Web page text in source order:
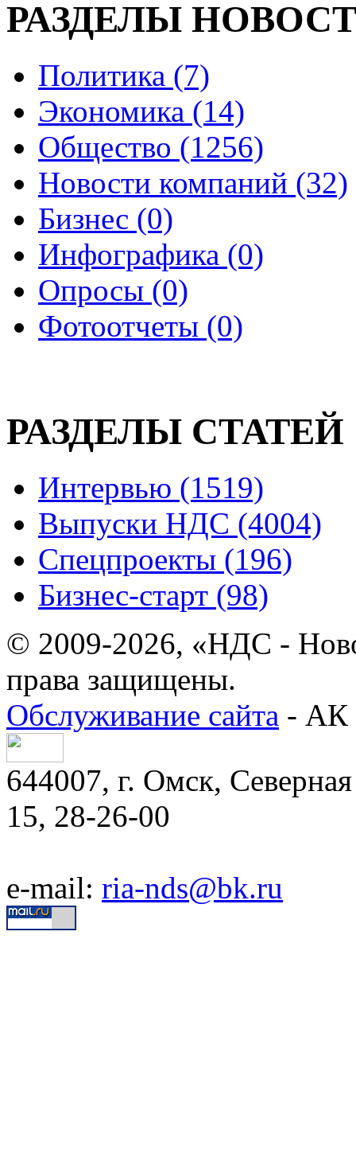
РАЗДЕЛЫ
Политика (7)
Экономика (14)
Общество (1256)
Новости компаний (32)
Бизнес (0)
Инфографика (0)
Опросы (0)
Фотоотчеты (0)
РАЗДЕЛЫ СТАТЕЙ
Интервью (1519)
Выпуски НДС (4004)
Спецпроекты (196)
Бизнес-старт (98)
© 2009-2026, «НДС -
права защищены.
Обслуживание сайта - АК
644007, г. Омск,
15, 28-26-00
e-mail: ria-nds@bk.ru